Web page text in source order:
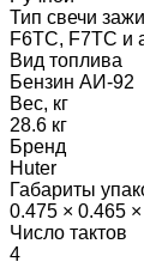
Тип свечи
F6TC, F7TC и
Вид топлива
Бензин АИ-92
Вес, кг
28.6 кг
Бренд
Huter
Габариты
0.475 × 0.465
Число тактов
4